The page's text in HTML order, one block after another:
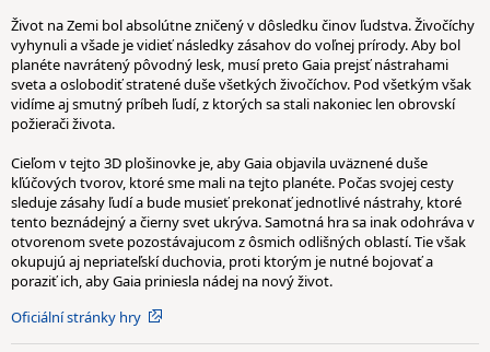
Život na Zemi bol absolútne zničený v dôsledku činov ľudstva. Živočíchy
vyhynuli a všade je vidieť následky zásahov do voľnej prírody. Aby bol
planéte navrátený pôvodný lesk, musí preto Gaia prejsť nástrahami
sveta a oslobodiť stratené duše všetkých živočíchov. Pod všetkým však
vidíme aj smutný príbeh ľudí, z ktorých sa stali nakoniec len obrovskí
požierači života.
Cieľom v tejto 3D plošinovke je, aby Gaia objavila uväznené duše
kľúčových tvorov, ktoré sme mali na tejto planéte. Počas svojej cesty
sleduje zásahy ľudí a bude musieť prekonať jednotlivé nástrahy, ktoré
tento beznádejný a čierny svet ukrýva. Samotná hra sa inak odohráva v
otvorenom svete pozostávajucom z ôsmich odlišných oblastí. Tie však
okupujú aj nepriateľskí duchovia, proti ktorým je nutné bojovať a
poraziť ich, aby Gaia priniesla nádej na nový život.
Oficiální stránky hry